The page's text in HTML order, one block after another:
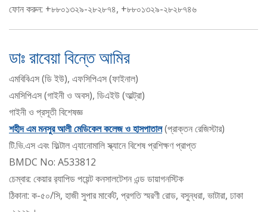
ফোন করুন: +৮৮০১৩২৯-২৮২৮৭৪, +৮৮০১৩২৯-২৮২৮৭৪৬
ডাঃ রাবেয়া বিন্তে আমির
এমবিবিএস (ডি ইউ), এফসিপিএস (ফাইনাল)
এমসিপিএস (গাইনী ও অবস), ডিএইউ (আল্ট্রা)
গাইনী ও প্রসূতী বিশেষজ্ঞ
শহীদ এম মনসুর আলী মেডিকেল কলেজ ও হাসপাতাল(প্রাক্তন রেজিস্টার)
টি.ভি.এস এবং ফিল্টাল এ্যানোমালি স্ক্যানে বিশেষ প্রশিক্ষণ প্রাপ্ত
BMDC No: A533812
চেম্বার: কেয়ার র‍্যাপিড পয়েন্ট কনসালটেশন এন্ড ডায়াগনস্টিক
ঠিকানা: ক-৫০/সি, হাজী সুপার মার্কেট, প্রগতি স্মরণী রোড, বসুন্ধরা, ভাটারা, ঢাকা